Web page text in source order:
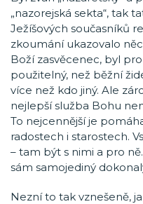
„nazorejská sekta“, tak
Ježíšových současníků
zkoumání ukazovalo
Boží zasvěcenec, byl
použitelný, než běžní
více než kdo jiný. Ale
nejlepší služba Bohu
To nejcennější je
radostech i starostech.
– tam být s nimi a pro
sám samojediný
Nezní to tak vznešeně,